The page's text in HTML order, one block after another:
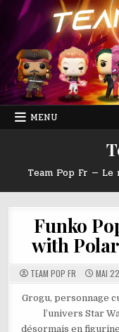
content
MENU
Team Pop Fr —
Funko
with
TEAM POP FR MAI
Grogu, personnage
l’univers Star
désormais en